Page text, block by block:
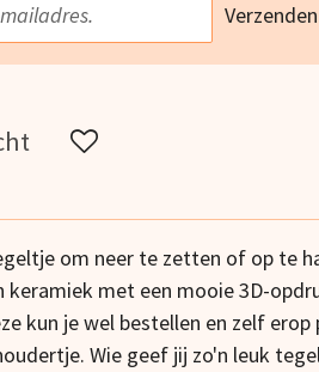
Verzenden
om neer te zetten of op te
keramiek met een mooie 3D-
kun je wel bestellen en zelf
Wie geef jij zo'n leuk